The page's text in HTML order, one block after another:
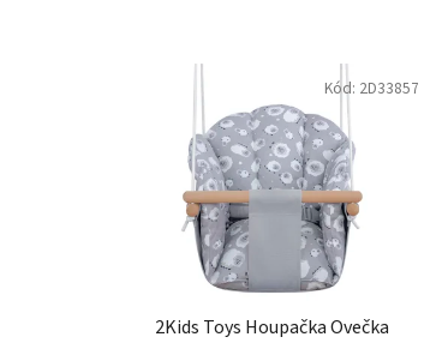
2Kids Toys Houpačka Ovečka
Kód: 2D33857